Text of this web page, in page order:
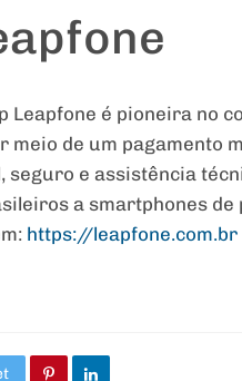
Leapfone é pioneira no
meio de um pagamento
seguro e assistência
a smartphones
https://leapfone.com.br